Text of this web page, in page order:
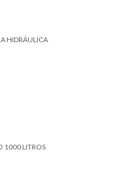
HIDRÁULICA
1000 LITROS